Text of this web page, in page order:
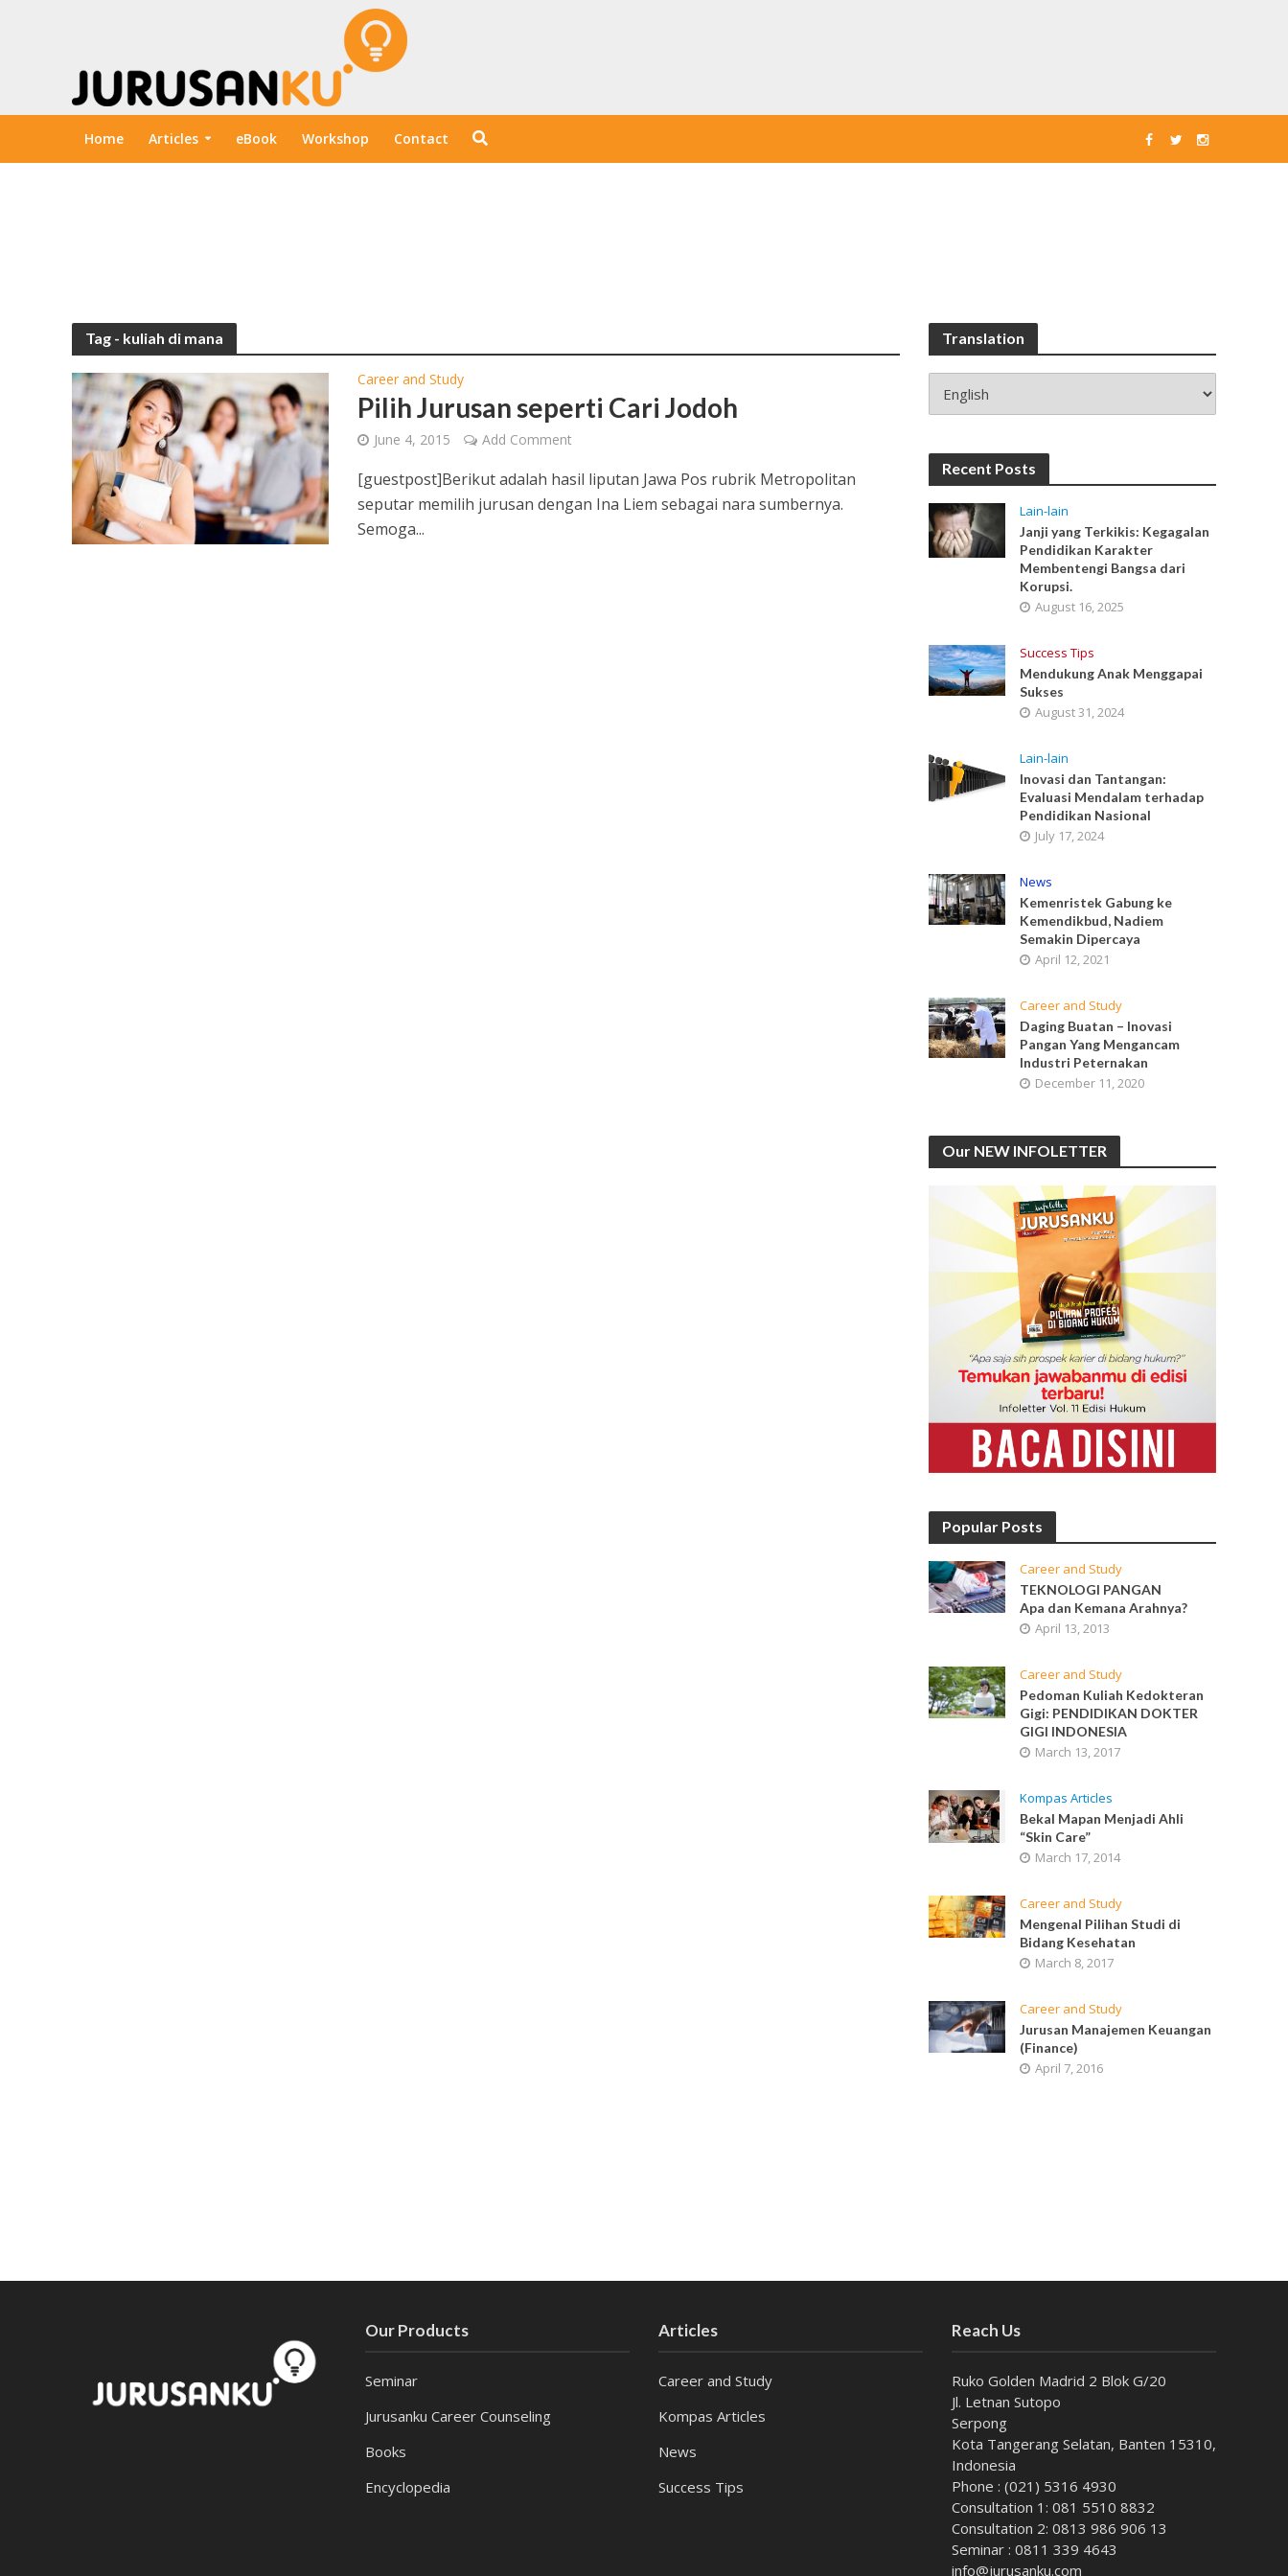
Home Articles eBook Workshop Contact
Tag - kuliah di mana
Career and Study
Pilih Jurusan seperti Cari Jodoh
June 4, 2015 Add Comment
[guestpost]Berikut adalah hasil liputan Jawa Pos rubrik Metropolitan
seputar memilih jurusan dengan Ina Liem sebagai nara sumbernya.
Semoga...
Translation
Recent Posts
Lain-lain
Janji yang Terkikis: Kegagalan
Pendidikan Karakter
Membentengi Bangsa dari
Korupsi.
August 16, 2025
Success Tips
Mendukung Anak Menggapai
Sukses
August 31, 2024
Lain-lain
Inovasi dan Tantangan:
Evaluasi Mendalam terhadap
Pendidikan Nasional
July 17, 2024
News
Kemenristek Gabung ke
Kemendikbud, Nadiem
Semakin Dipercaya
April 12, 2021
Career and Study
Daging Buatan – Inovasi
Pangan Yang Mengancam
Industri Peternakan
December 11, 2020
Our NEW INFOLETTER
Popular Posts
Career and Study
TEKNOLOGI PANGAN
Apa dan Kemana Arahnya?
April 13, 2013
Career and Study
Pedoman Kuliah Kedokteran
Gigi: PENDIDIKAN DOKTER
GIGI INDONESIA
March 13, 2017
Kompas Articles
Bekal Mapan Menjadi Ahli
“Skin Care”
March 17, 2014
Career and Study
Mengenal Pilihan Studi di
Bidang Kesehatan
March 8, 2017
Career and Study
Jurusan Manajemen Keuangan
(Finance)
April 7, 2016
Our Products
Seminar
Jurusanku Career Counseling
Books
Encyclopedia
Articles
Career and Study
Kompas Articles
News
Success Tips
Reach Us
Ruko Golden Madrid 2 Blok G/20
Jl. Letnan Sutopo
Serpong
Kota Tangerang Selatan, Banten 15310,
Indonesia
Phone : (021) 5316 4930
Consultation 1: 081 5510 8832
Consultation 2: 0813 986 906 13
Seminar : 0811 339 4643
info@jurusanku.com